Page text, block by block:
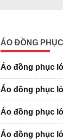
ÁO ĐỒNG
Áo đồng phục
Áo đồng phục
Áo đồng phục
Áo đồng phục